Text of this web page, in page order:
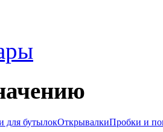
для бутылокОткрывалкиПробки и